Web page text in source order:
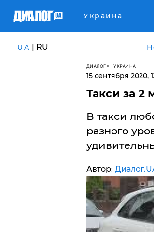
Украина
UA | RU
ДИАЛОГ УКРАИНА
15 сентября 2020,
Такси за 2
В такси
разного
Автор: